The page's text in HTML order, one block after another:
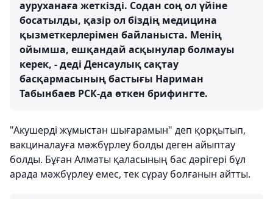
ауруханаға жеткізді. Содан соң ол үйіне
босатылды, қазір ол біздің медицина
қызметкерлерімен байланыста. Менің
ойымша, ешқандай асқынулар болмауы
керек, - деді Денсаулық сақтау
басқармасының бастығы Нариман
Табынбаев РСК-да өткен брифингте.
"Акушерді жұмыстан шығарамын" деп қорқытып,
вакциналауға мәжбүрлеу болды деген айыптау
болды. Бұған Алматы қаласының бас дәрігері бұл
арада мәжбүрлеу емес, тек сұрау болғанын айтты.